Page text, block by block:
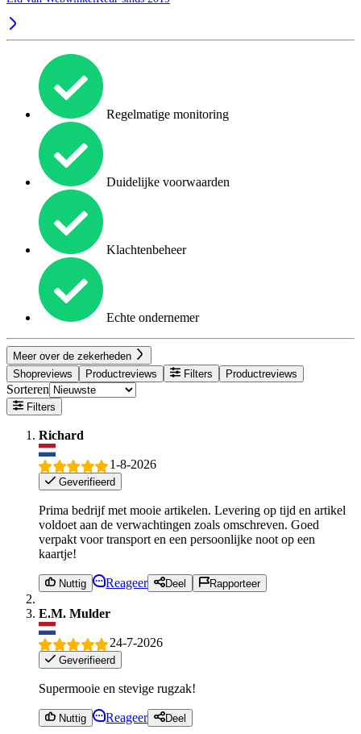
Regelmatige monitoring
Duidelijke voorwaarden
Klachtenbeheer
Echte ondernemer
Meer over de zekerheden
Shopreviews
Productreviews Filters Productreviews
Sorteren
Filters
Richard
1-8-2026
Geverifieerd
Prima bedrijf met mooie artikelen. Levering op tijd en artikel
voldoet aan de verwachtingen zoals omschreven. Goed
verpakt voor transport en een persoonlijke noot op een
kaartje!
Nuttig Reageer Deel Rapporteer
E.M. Mulder
24-7-2026
Geverifieerd
Supermooie en stevige rugzak!
Nuttig Reageer Deel